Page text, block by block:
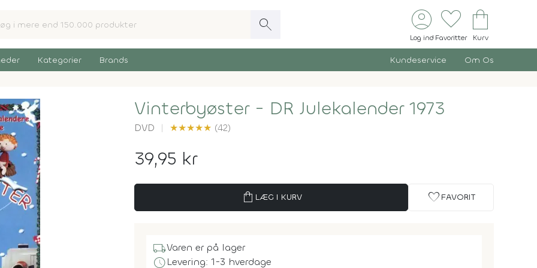
search account_circle
Log ind
favorite
Favoritter
shopping_bag
Kurv
Kategorier Brands Kundeservice Om Os
Vinterbyøster - DR Julekalender 1973
DVD ★★★★★ (42)
39,95 kr
shopping_bag LÆG I KURV favorite FAVORIT
local_shippingVaren er på lager
scheduleLevering: 1-3 hverdage